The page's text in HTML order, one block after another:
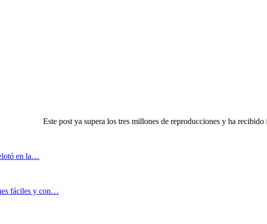
Este post ya supera los tres millones de reproducciones y ha
en la…
fáciles y con…